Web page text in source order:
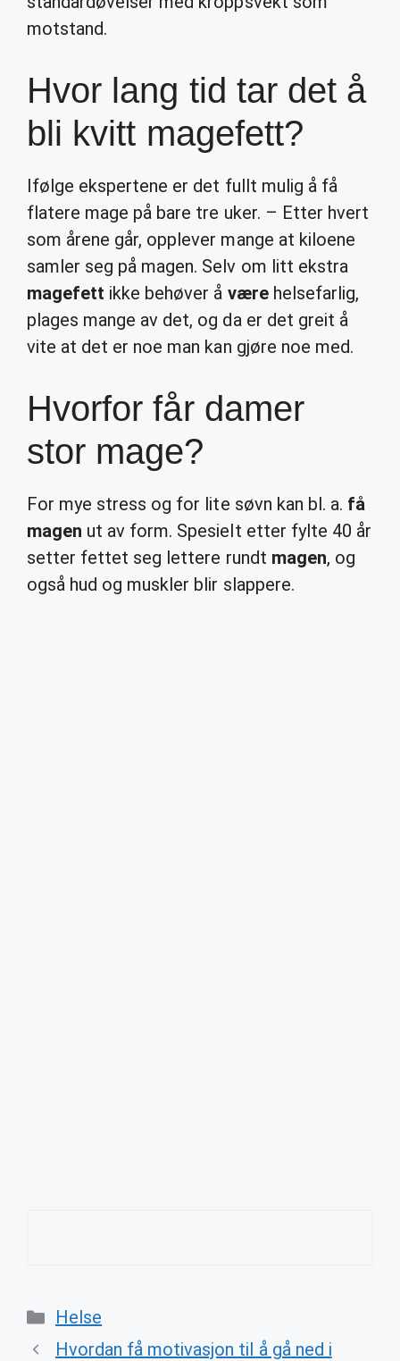
motstand.
Hvor lang tid tar det å
bli kvitt magefett?
Ifølge ekspertene er det fullt mulig å få
flatere mage på bare tre uker. – Etter hvert
som årene går, opplever mange at kiloene
samler seg på magen. Selv om litt ekstra
magefett ikke behøver å værehelsefarlig,
plages mange av det, og da er det greit å
vite at det er noe man kan gjøre noe med.
Hvorfor får damer
stor mage?
For mye stress og for lite søvn kan bl. a. få
magen ut av form. Spesielt etter fylte 40 år
setter fettet seg lettere rundt magen, og
også hud og muskler blir slappere.
Categories
Helse
Hvordan få motivasjon til å gå ned i